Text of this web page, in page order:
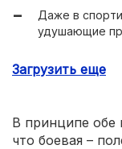
Даже в
удушающие
Загрузить еще
В принципе обе
что боевая –